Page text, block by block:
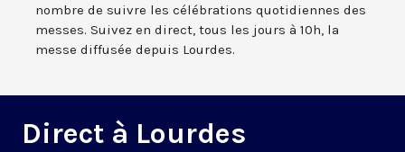
nombre de suivre les célébrations quotidiennes des
messes. Suivez en direct, tous les jours à 10h, la
messe diffusée depuis Lourdes.
Direct à Lourdes